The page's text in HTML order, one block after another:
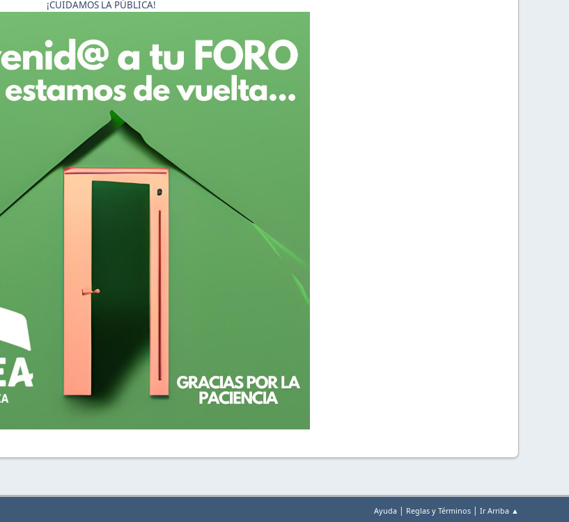
¡CUIDAMOS LA PÚBLICA!
Ayuda | Reglas y Términos | Ir Arriba ▲